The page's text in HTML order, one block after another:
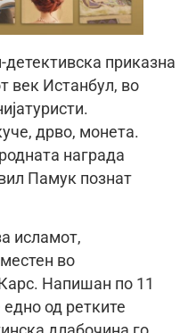
приказна
век Истанбул, во
дрво, монета.
награда
Памук познат
исламот,
во
Напишан по 11
од ретките